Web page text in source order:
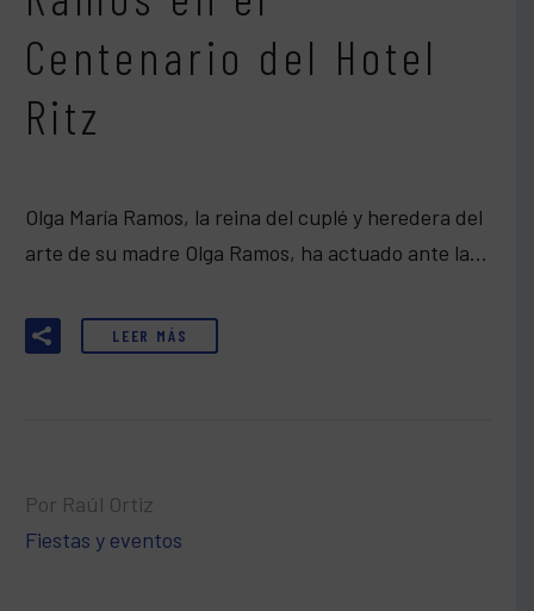
Centenario del Hotel
Ritz
Olga María Ramos, la reina del cuplé y heredera del
arte de su madre Olga Ramos, ha actuado ante la…
LEER MÁS
Por Raúl Ortiz
Fiestas y eventos